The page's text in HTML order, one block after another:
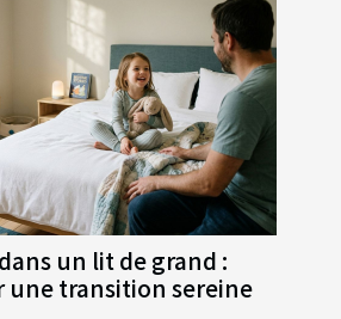
un lit de grand :
une transition sereine